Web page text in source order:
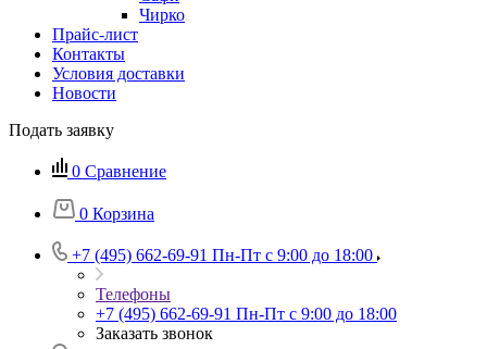
Чирко
Прайс-лист
Контакты
Условия доставки
Новости
Подать заявку
0 Сравнение
0 Корзина
+7 (495) 662-69-91 Пн-Пт c 9:00 до 18:00
Телефоны
+7 (495) 662-69-91 Пн-Пт c 9:00 до 18:00
Заказать звонок